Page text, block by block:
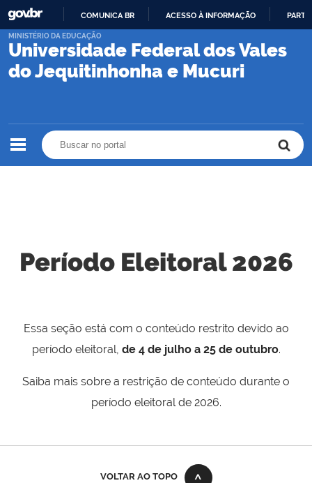
PARA
CONTEÚDO
COMUNICA BR ACESSO À INFORMAÇÃO
Universidade Federal dos Vales
do Jequitinhonha e Mucuri
MINISTÉRIO DA EDUCAÇÃO
Período Eleitoral 2026
Essa seção está com o conteúdo restrito devido ao
período eleitoral, de 4 de julho a 25 de outubro.
Saiba mais sobre a restrição de conteúdo durante o
período eleitoral de 2026.
VOLTAR AO TOPO